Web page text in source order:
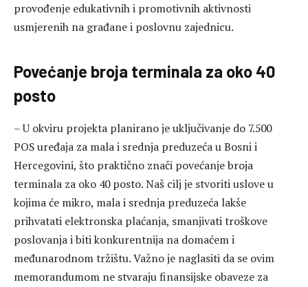
provođenje edukativnih i promotivnih aktivnosti
usmjerenih na građane i poslovnu zajednicu.
Povećanje broja terminala za oko 40
posto
– U okviru projekta planirano je uključivanje do 7.500
POS uređaja za mala i srednja preduzeća u Bosni i
Hercegovini, što praktično znači povećanje broja
terminala za oko 40 posto. Naš cilj je stvoriti uslove u
kojima će mikro, mala i srednja preduzeća lakše
prihvatati elektronska plaćanja, smanjivati troškove
poslovanja i biti konkurentnija na domaćem i
međunarodnom tržištu. Važno je naglasiti da se ovim
memorandumom ne stvaraju finansijske obaveze za